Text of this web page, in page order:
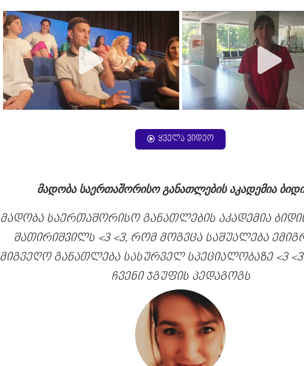
ყველა ვიდეო
მადობა საერთაშორისო განათლების აკადემია
მადობა საერთაშორისო განათლების აკადემია
შათირიშვილს <3 <3, რომ მოგვცა საშუალება
მიგვეღო განათლება სასურველ სპეციალობაზე <3
ჩვენი ჯგუფის პედაგოგს